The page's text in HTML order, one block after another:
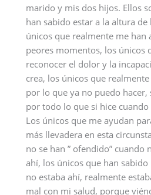
marido y mis dos hijos. Ellos
han sabido estar a la altura
únicos que realmente me han
peores momentos, los únicos
reconocer el dolor y la
crea, los únicos que
por lo que ya no puedo
por todo lo que si hice
Los únicos que me ayudan
más llevadera en esta
no se han ” ofendido” cuando
ahí, los únicos que han
no estaba ahí, realmente
mal con mi salud, porque